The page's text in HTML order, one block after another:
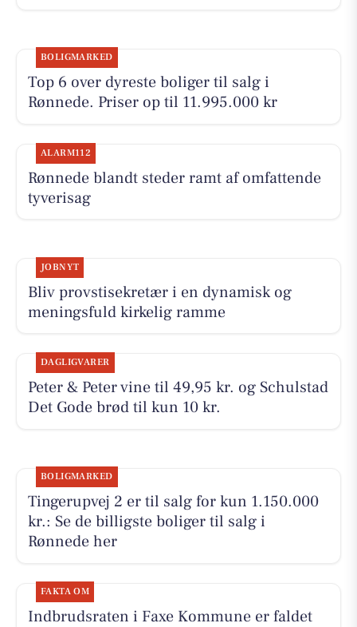
BOLIGMARKED
Top 6 over dyreste boliger til salg i
Rønnede. Priser op til 11.995.000 kr
ALARM112
Rønnede blandt steder ramt af omfattende
tyverisag
JOBNYT
Bliv provstisekretær i en dynamisk og
meningsfuld kirkelig ramme
DAGLIGVARER
Peter & Peter vine til 49,95 kr. og Schulstad
Det Gode brød til kun 10 kr.
BOLIGMARKED
Tingerupvej 2 er til salg for kun 1.150.000
kr.: Se de billigste boliger til salg i
Rønnede her
FAKTA OM
Indbrudsraten i Faxe Kommune er faldet